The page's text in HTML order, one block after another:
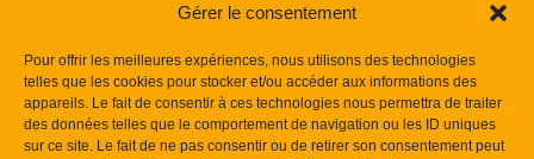
Gérer le consentement
Pour offrir les meilleures expériences, nous utilisons des technologies
telles que les cookies pour stocker et/ou accéder aux informations des
appareils. Le fait de consentir à ces technologies nous permettra de traiter
des données telles que le comportement de navigation ou les ID uniques
sur ce site. Le fait de ne pas consentir ou de retirer son consentement peut
J'ai pris connaissance de votre politique de